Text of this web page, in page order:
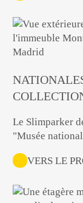
Le Slimparker
"Musée
VERS LE